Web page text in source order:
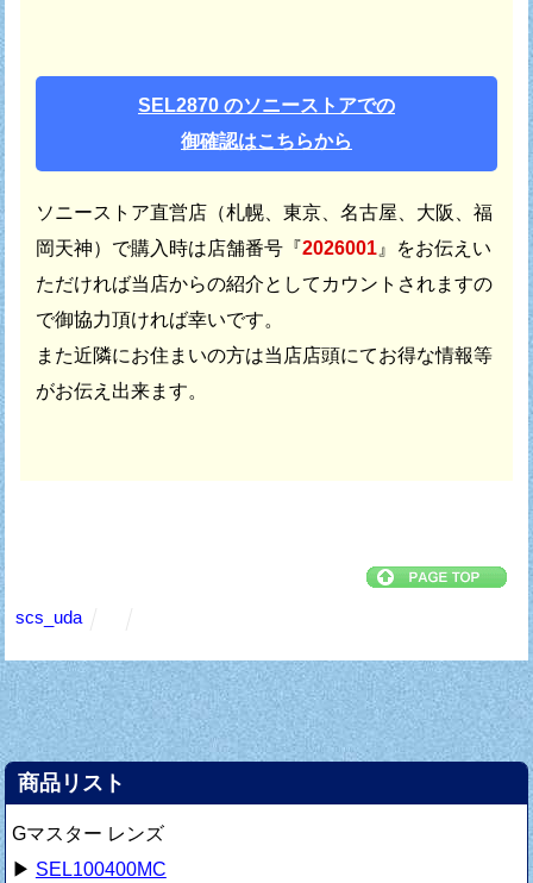
SEL2870 のソニーストアでの
御確認はこちらから
ソニーストア直営店（札幌、東京、名古屋、大阪、福
岡天神）で購入時は店舗番号『2026001』をお伝えい
ただければ当店からの紹介としてカウントされますの
で御協力頂ければ幸いです。
また近隣にお住まいの方は当店店頭にてお得な情報等
がお伝え出来ます。
scs_uda
商品リスト
Gマスター レンズ
▶ SEL100400MC